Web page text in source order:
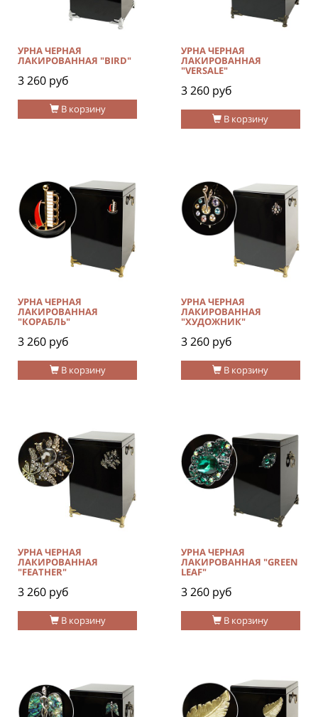
В корзину
УРНА ЧЕРНАЯ
ЛАКИРОВАННАЯ "BIRD"
3 260 руб
В корзину
УРНА ЧЕРНАЯ
ЛАКИРОВАННАЯ
"VERSALE"
3 260 руб
В корзину
УРНА ЧЕРНАЯ
ЛАКИРОВАННАЯ
"КОРАБЛЬ"
3 260 руб
В корзину
УРНА ЧЕРНАЯ
ЛАКИРОВАННАЯ
"ХУДОЖНИК"
3 260 руб
В корзину
УРНА ЧЕРНАЯ
ЛАКИРОВАННАЯ
"FEATHER"
3 260 руб
В корзину
УРНА ЧЕРНАЯ
ЛАКИРОВАННАЯ "GREEN
LEAF"
3 260 руб